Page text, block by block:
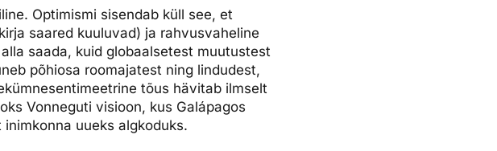
Optimismi sisendab küll see, et
saared kuuluvad) ja rahvusvaheline
saada, kuid globaalsetest muutustest
põhiosa roomajatest ning lindudest,
tõus hävitab ilmselt
Vonneguti visioon, kus Galápagos
uueks algkoduks.